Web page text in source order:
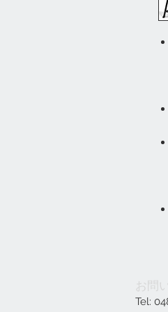
お問
Tel: